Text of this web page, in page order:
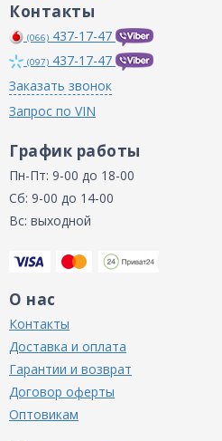
Контакты
(066) 437-17-47
(097) 437-17-47
Заказать звонок
Запрос по VIN
График работы
Пн-Пт: 9-00 до 18-00
Сб: 9-00 до 14-00
Вс: выходной
О нас
Контакты
Доставка и оплата
Гарантии и возврат
Договор оферты
Оптовикам